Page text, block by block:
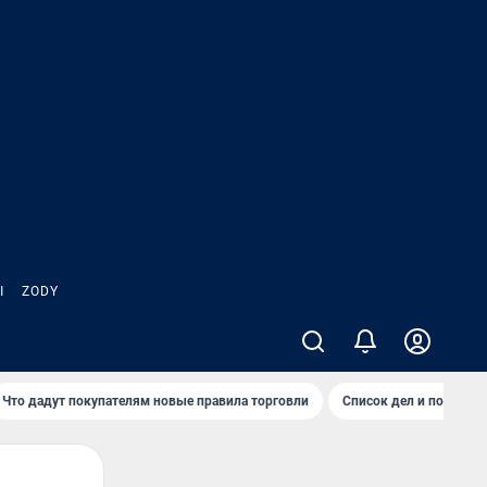
ZODY
Что дадут покупателям новые правила торговли Список дел и покупок